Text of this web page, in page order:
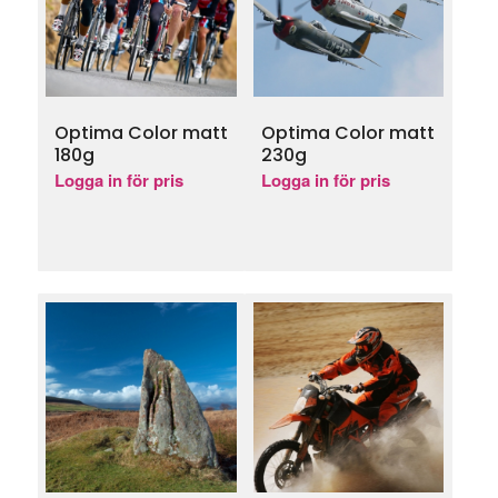
Optima Color matt
180g
Logga in för pris
Optima Color matt
230g
Logga in för pris